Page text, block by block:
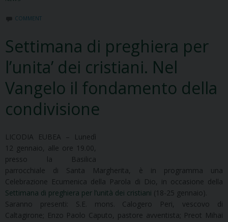
COMMENT
Settimana di preghiera per
l’unita’ dei cristiani. Nel
Vangelo il fondamento della
condivisione
LICODIA EUBEA – Lunedì
12 gennaio, alle ore 19.00,
presso la Basilica
parrocchiale di Santa Margherita, è in programma una
Celebrazione Ecumenica della Parola di Dio, in occasione della
Settimana di preghiera per l’unità dei cristiani (18-25 gennaio).
Saranno presenti: S.E. mons. Calogero Peri, vescovo di
Caltagirone; Enzo Paolo Caputo, pastore avventista; Preot Mihai